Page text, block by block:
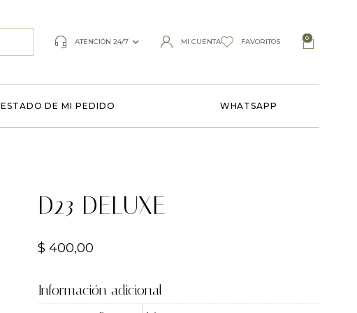
ATENCIÓN 24/7 MI CUENTA FAVORITOS 0
ESTADO DE MI PEDIDO WHATSAPP
D23 DELUXE
$ 400,00
Información adicional